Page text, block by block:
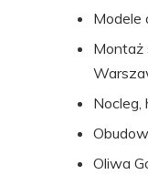
Modele
Montaż
Nocleg,
Oliwa